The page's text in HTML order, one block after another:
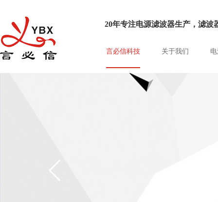
20年专注电源滤波器生产，滤波
言必信科技 关于我们